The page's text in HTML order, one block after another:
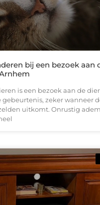
bij een bezoek aan
is een bezoek aan de
gebeurtenis, zeker wanneer
uitkomt. Onrustig